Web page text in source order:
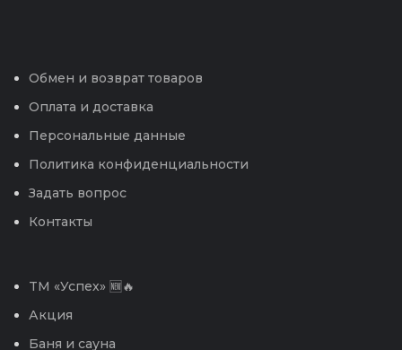
Обмен и возврат товаров
Оплата и доставка
Персональные данные
Политика конфиденциальности
Задать вопрос
Контакты
TM «Успех» 🆕🔥
Акция
Баня и сауна